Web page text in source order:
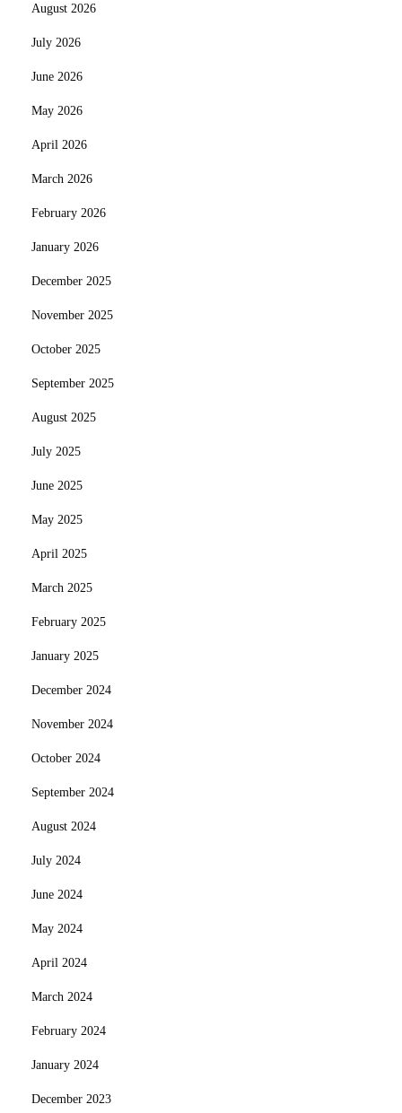
August 2026
July 2026
June 2026
May 2026
April 2026
March 2026
February 2026
January 2026
December 2025
November 2025
October 2025
September 2025
August 2025
July 2025
June 2025
May 2025
April 2025
March 2025
February 2025
January 2025
December 2024
November 2024
October 2024
September 2024
August 2024
July 2024
June 2024
May 2024
April 2024
March 2024
February 2024
January 2024
December 2023